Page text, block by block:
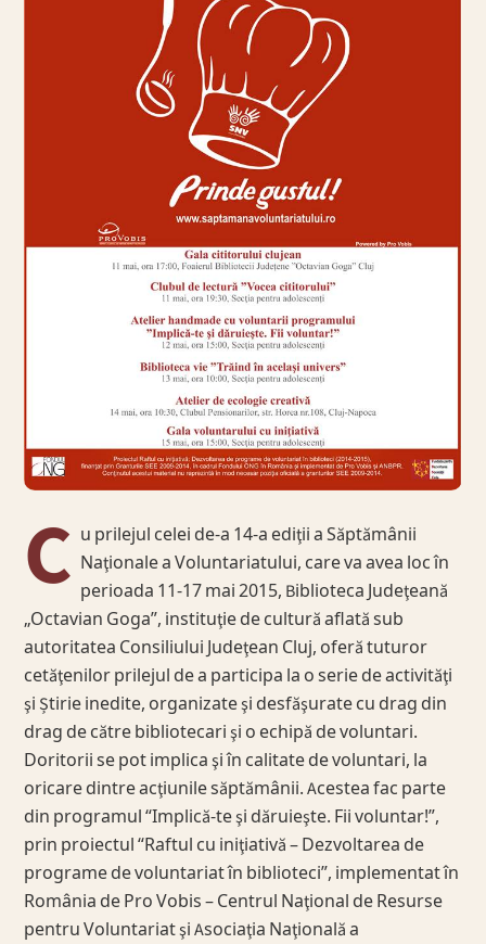
C u prilejul celei de-a 14-a ediţii a Săptămânii
Naţionale a Voluntariatului, care va avea loc în
perioada 11-17 mai 2015, Biblioteca Judeţeană
„Octavian Goga”, instituţie de cultură aflată sub
autoritatea Consiliului Judeţean Cluj, oferă tuturor
cetăţenilor prilejul de a participa la o serie de activităţi
şi Știrie inedite, organizate şi desfăşurate cu drag din
drag de către bibliotecari şi o echipă de voluntari.
Doritorii se pot implica şi în calitate de voluntari, la
oricare dintre acţiunile săptămânii. Acestea fac parte
din programul “Implică-te şi dăruieşte. Fii voluntar!”,
prin proiectul “Raftul cu iniţiativă – Dezvoltarea de
programe de voluntariat în biblioteci”, implementat în
România de Pro Vobis – Centrul Naţional de Resurse
pentru Voluntariat şi Asociaţia Naţională a